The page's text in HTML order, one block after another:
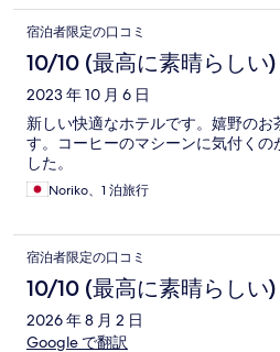
宿泊者限定の口コミ
10/10 (最高に素晴らしい)
2023 年 10 月 6 日
新しい快適なホテルです。嬉野の
す。コーヒーのマシーンに気付くの
した。
Noriko、1 泊旅行
宿泊者限定の口コミ
10/10 (最高に素晴らしい)
2026 年 8 月 2 日
Google で翻訳